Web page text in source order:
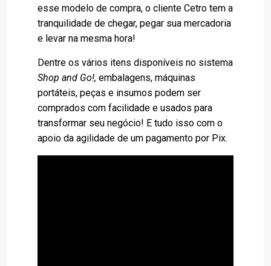
esse modelo de compra, o cliente Cetro tem a
tranquilidade de chegar, pegar sua mercadoria
e levar na mesma hora!
Dentre os vários itens disponíveis no sistema
Shop and Go!, embalagens, máquinas
portáteis, peças e insumos podem ser
comprados com facilidade e usados para
transformar seu negócio! E tudo isso com o
apoio da agilidade de um pagamento por Pix.